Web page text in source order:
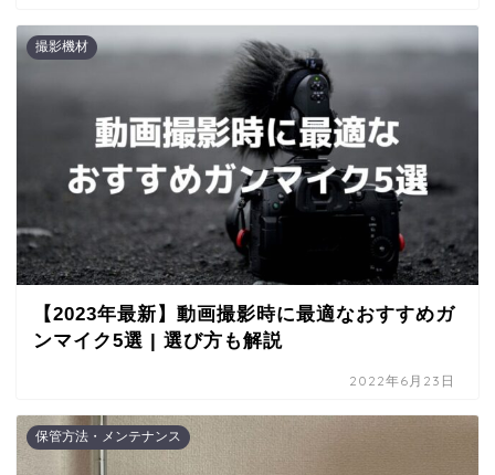
撮影機材
【2023年最新】動画撮影時に最適なおすすめガ
ンマイク5選 | 選び方も解説
2022年6月23日
保管方法・メンテナンス